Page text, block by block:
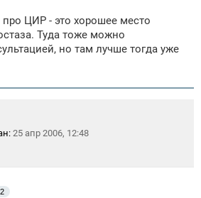
ЦИР - это хорошее место
Туда тоже можно
но там лучше тогда уже
25 апр 2006, 12:48